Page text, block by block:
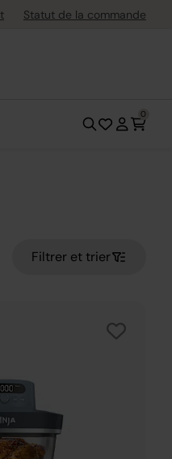
Statut de la commande
0
Filtrer et trier